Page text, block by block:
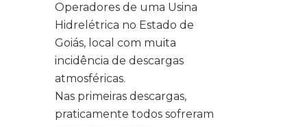
Operadores de uma Usina
Hidrelétrica no Estado de
Goiás, local com muita
incidência de descargas
atmosféricas.
Nas primeiras descargas,
praticamente todos sofreram